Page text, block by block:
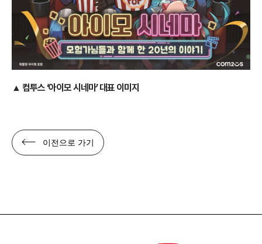
▲ 컴투스 ‘아이모 시네마’ 대표 이미지
이전으로 가기